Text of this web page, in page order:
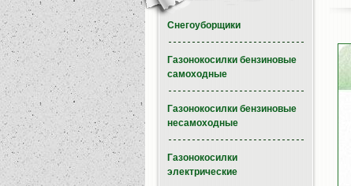
Снегоуборщики
Газонокосилки бензиновые
самоходные
Газонокосилки бензиновые
несамоходные
Газонокосилки
электрические